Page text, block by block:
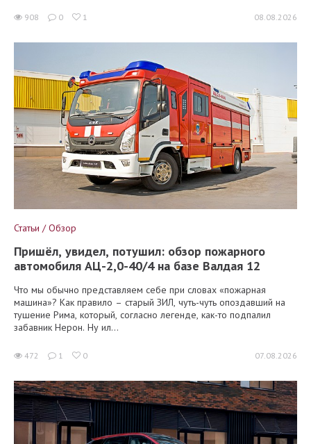
908 0 1 08.08.2026
Статьи / Обзор
Пришёл, увидел, потушил: обзор пожарного
автомобиля АЦ-2,0-40/4 на базе Валдая 12
Что мы обычно представляем себе при словах «пожарная
машина»? Как правило – старый ЗИЛ, чуть-чуть опоздавший на
тушение Рима, который, согласно легенде, как-то подпалил
забавник Нерон. Ну ил...
472 1 0 07.08.2026